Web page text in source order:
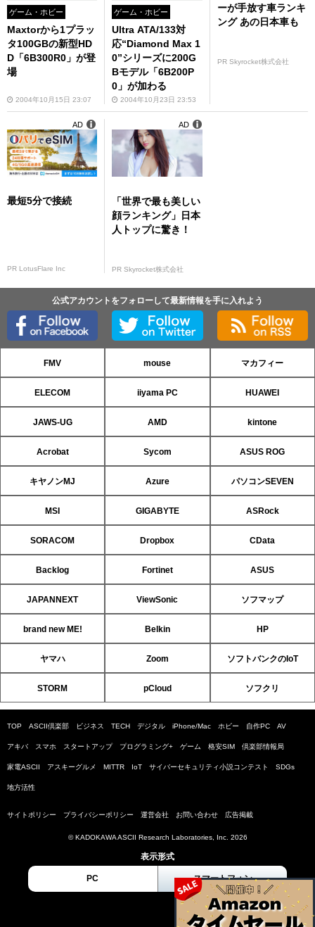
ゲーム・ホビー
Maxtorから1プラッ
タ100GBの新型HD
D「6B300R0」が登
場
2004年10月15日 23:07
ゲーム・ホビー
Ultra ATA/133対
応“Diamond Max 1
0”シリーズに200G
Bモデル「6B200P
0」が加わる
2004年10月23日 23:53
ーが手放す車ランキ
ング あの日本車も
PR Skyrocket株式会社
最短5分で接続
PR LotusFlare Inc
AD
「世界で最も美しい
顔ランキング」日本
人トップに驚き！
PR Skyrocket株式会社
AD
公式アカウントをフォローして最新情報を手に入れよう
FMV mouse マカフィー
ELECOM iiyama PC HUAWEI
JAWS-UG AMD kintone
Acrobat Sycom ASUS ROG
キヤノンMJ Azure パソコンSEVEN
MSI GIGABYTE ASRock
SORACOM Dropbox CData
Backlog Fortinet ASUS
JAPANNEXT ViewSonic ソフマップ
brand new ME! Belkin HP
ヤマハ Zoom ソフトバンクのIoT
STORM pCloud ソフクリ
TOP ASCII倶楽部 ビジネス TECH デジタル iPhone/Mac ホビー 自作PC AV
アキバ スマホ スタートアップ プログラミング+ ゲーム 格安SIM 倶楽部情報局
家電ASCII アスキーグルメ MITTR IoT サイバーセキュリティ小説コンテスト SDGs
地方活性
サイトポリシー プライバシーポリシー 運営会社 お問い合わせ 広告掲載
© KADOKAWA ASCII Research Laboratories, Inc. 2026
表示形式
PC スマートフォン